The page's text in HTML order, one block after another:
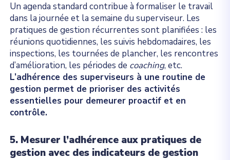
Un agenda standard contribue à formaliser le travail
dans la journée et la semaine du superviseur. Les
pratiques de gestion récurrentes sont planifiées : les
réunions quotidiennes, les suivis hebdomadaires, les
inspections, les tournées de plancher, les rencontres
d’amélioration, les périodes de coaching, etc.
L’adhérence des superviseurs à une routine de
gestion permet de prioriser des activités
essentielles pour demeurer proactif et en
contrôle.
5. Mesurer l’adhérence aux pratiques de
gestion avec des indicateurs de gestion